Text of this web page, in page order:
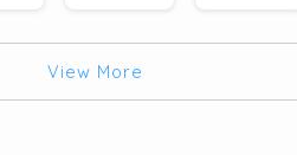
View More